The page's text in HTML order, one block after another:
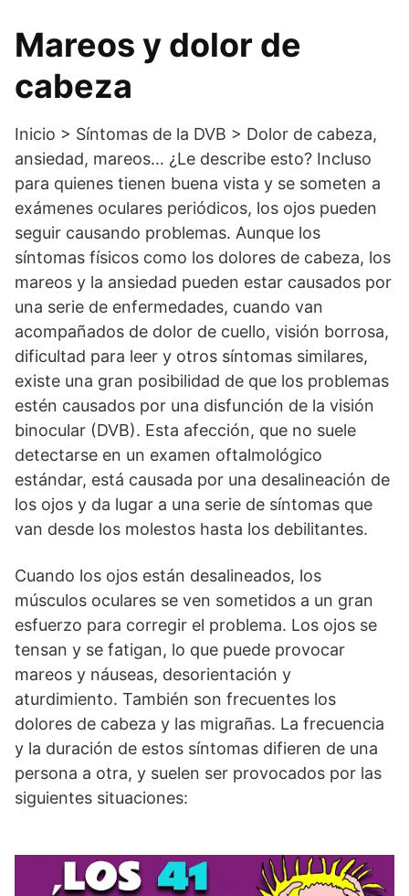
Mareos y dolor de
cabeza
Inicio > Síntomas de la DVB > Dolor de cabeza,
ansiedad, mareos… ¿Le describe esto? Incluso
para quienes tienen buena vista y se someten a
exámenes oculares periódicos, los ojos pueden
seguir causando problemas. Aunque los
síntomas físicos como los dolores de cabeza, los
mareos y la ansiedad pueden estar causados por
una serie de enfermedades, cuando van
acompañados de dolor de cuello, visión borrosa,
dificultad para leer y otros síntomas similares,
existe una gran posibilidad de que los problemas
estén causados por una disfunción de la visión
binocular (DVB). Esta afección, que no suele
detectarse en un examen oftalmológico
estándar, está causada por una desalineación de
los ojos y da lugar a una serie de síntomas que
van desde los molestos hasta los debilitantes.
Cuando los ojos están desalineados, los
músculos oculares se ven sometidos a un gran
esfuerzo para corregir el problema. Los ojos se
tensan y se fatigan, lo que puede provocar
mareos y náuseas, desorientación y
aturdimiento. También son frecuentes los
dolores de cabeza y las migrañas. La frecuencia
y la duración de estos síntomas difieren de una
persona a otra, y suelen ser provocados por las
siguientes situaciones: